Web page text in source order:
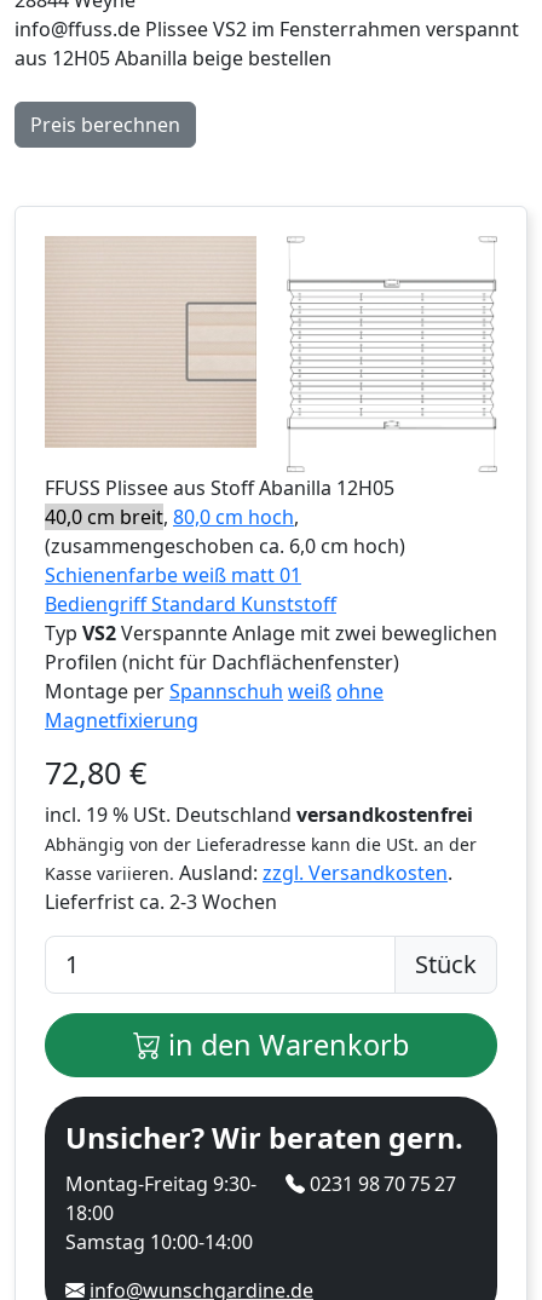
info@ffuss.de Plissee VS2 im Fensterrahmen verspannt
aus 12H05 Abanilla beige bestellen
Preis berechnen
FFUSS Plissee aus Stoff Abanilla 12H05
40,0 cm breit, 80,0 cm hoch,
(zusammengeschoben ca. 6,0 cm hoch)
Schienenfarbe weiß matt 01
Bediengriff Standard Kunststoff
Typ VS2Verspannte Anlage mit zwei beweglichen
Profilen (nicht für Dachflächenfenster)
Montage perSpannschuh weißohne
Magnetfixierung
72,80 €
incl. 19 % USt. Deutschland versandkostenfrei
Abhängig von der Lieferadresse kann die USt. an der
Kasse variieren. Ausland: zzgl. Versandkosten.
Lieferfrist ca. 2-3 Wochen
Stück
in den Warenkorb
Unsicher? Wir beraten gern.
Montag-Freitag 9:30-
18:00
Samstag 10:00-14:00
0231 98 70 75 27
info@wunschgardine.de